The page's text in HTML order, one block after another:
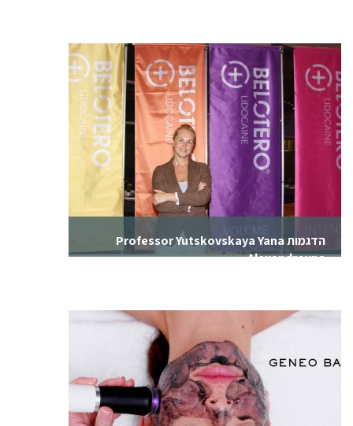
Yana Alexandrovna שילוב טכניקות הזרקה רדיאס
ובלוטרו
הדגמות Professor Yutskovskaya Yana
Alexandrovna
Yana Alexandrovna שילוב טכניקות הזרקה רדיאס